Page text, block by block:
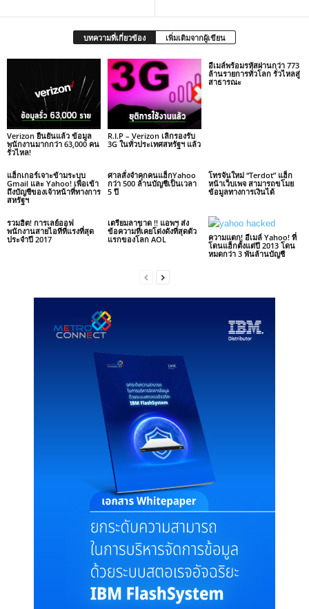
บทความที่เกี่ยวข้อง เพิ่มเติมจากผู้เขียน
Verizon ยืนยันแล้ว ข้อมูล
พนักงานมากกว่า 63,000 คน
รั่วไหล!
R.I.P – Verizon เลิกรองรับ
3G ในทั่วประเทศสหรัฐฯ แล้ว
อีเมล์พร้อมรหัสผ่านกว่า 773
ล้านรายการทั่วโลก รั่วไหลสู่
สาธารณะ
แฮ็กเกอร์เจาะข้ามระบบ
Gmail และ Yahoo! เพื่อเข้า
ถึงบัญชีของเจ้าหน้าที่ทางการ
สหรัฐฯ
ศาลสั่งจำคุกคนแฮ็กYahoo
กว่า 500 ล้านบัญชีเป็นเวลา
5 ปี
โทรจันใหม่ “Terdot” แฮ็ก
หน้าเว็บเพจ สามารถขโมย
ข้อมูลทางการเงินได้
รวมฮิต! การเลย์ออฟ
พนักงานสายไอทีที่แรงที่สุด
ประจำปี 2017
เตรียมลาขาด !! แอพฯ ส่ง
ข้อความที่เคยโด่งดังที่สุดตัว
แรกของโลก AOL
ความแตก! อีเมล์ Yahoo! ที่
โดนแฮ็กตั้งแต่ปี 2013 โดน
หมดกว่า 3 พันล้านบัญชี